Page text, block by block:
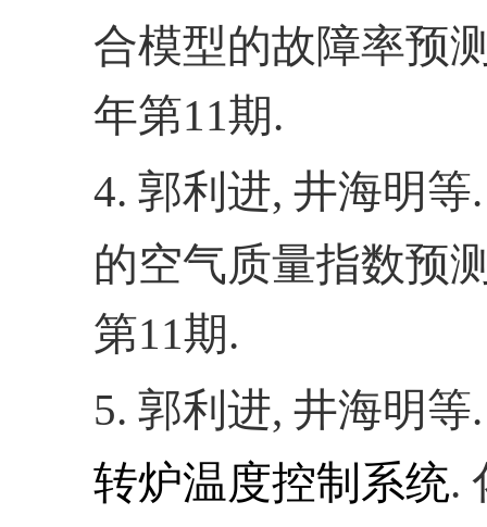
合模型的故障率预
年第11期.
4. 郭利进, 井海明等.
的空气质量指数预
第11期.
5. 郭利进, 井海明等.
转炉温度控制系统.